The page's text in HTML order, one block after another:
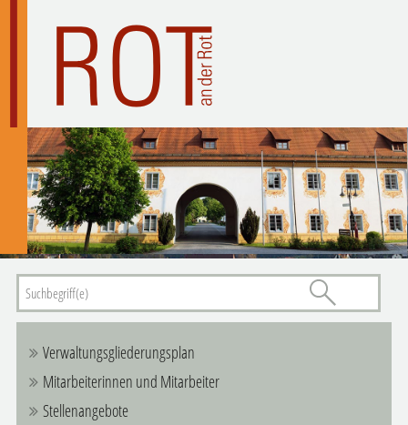
Verwaltungsgliederungsplan
Mitarbeiterinnen und Mitarbeiter
Stellenangebote